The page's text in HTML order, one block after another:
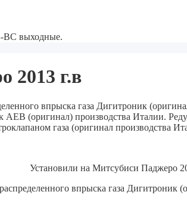
ВС выходные.
2013 г.в
впрыска газа Дигитроник
(оригинал) производства Италии.
газа (оригинал производства
Установили на Митсубиси Паджеро
распределенного впрыска газа Дигитроник